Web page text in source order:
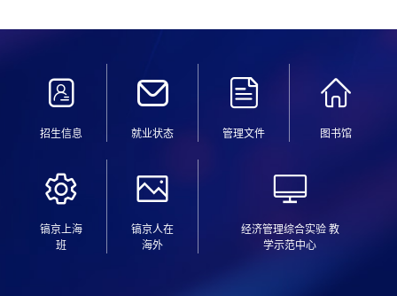
招生信息 就业状态 管理文件 图书馆
镐京上海
班
镐京人在
海外
经济管理综合实验 教
学示范中心